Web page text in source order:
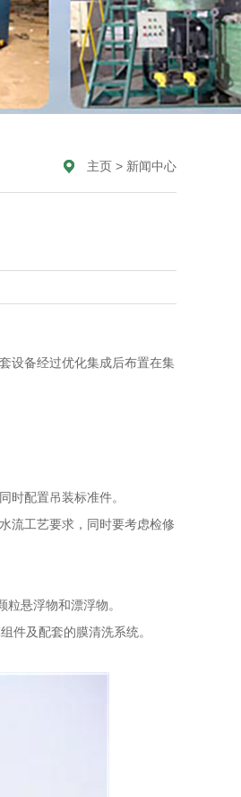
主页 > 新闻中心
设备经过优化集成后布置在集
时配置吊装标准件。
流工艺要求，同时要考虑检修
悬浮物和漂浮物。
件及配套的膜清洗系统。